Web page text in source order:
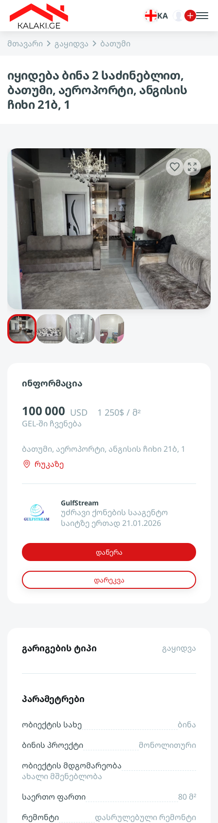
KA
მთავარი გაყიდვა ბათუმი
იყიდება ბინა 2 საძინებლით,
ბათუმი, აეროპორტი, ანგისის
ჩიხი 21ბ, 1
ინფორმაცია
100 000 USD 1 250$ / მ²
GEL-ში ჩვენება
ბათუმი, აეროპორტი, ანგისის ჩიხი 21ბ, 1
რუკაზე
GulfStream
უძრავი ქონების სააგენტო
საიტზე ერთად 21.01.2026
დაწერა
დარეკვა
გარიგების ტიპი გაყიდვა
პარამეტრები
ობიექტის სახე
ბინა
ბინის პროექტი
მონოლითური
ობიექტის მდგომარეობა
ახალი მშენებლობა
საერთო ფართი
80 მ²
რემონტი
დასრულებული რემონტი